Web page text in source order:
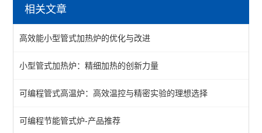
管式气氛炉
1200℃管式炉
1400℃管式炉
1700℃管式炉
立式多温区管式炉
相关文章
高效能小型管式加热炉的优化与改进
小型管式加热炉：精细加热的创新力量
可编程管式高温炉：高效温控与精密实验的理想选择
可编程节能管式炉-产品推荐